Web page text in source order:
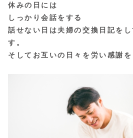
休みの日には
しっかり会話をする
話せない日は夫婦の交換日記を
す。
そしてお互いの日々を労い感謝を